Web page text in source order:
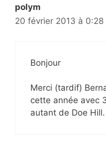
polym
20 février 2013 à 0:28
Bonjour
Merci (tardif)
cette année avec
autant de Doe Hill.